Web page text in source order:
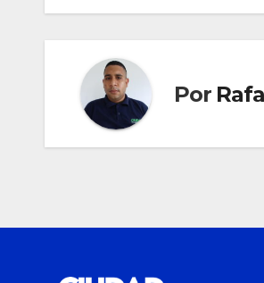
entradas
Por